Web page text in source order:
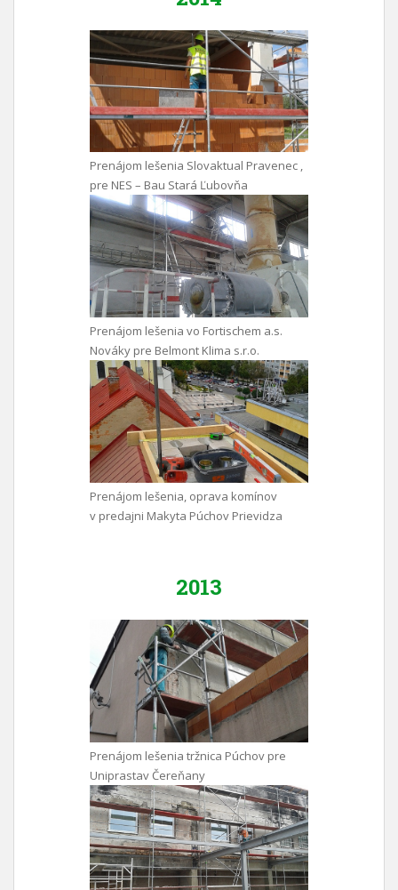
Prenájom lešenia Slovaktual Pravenec ,
pre NES – Bau Stará Ľubovňa
Prenájom lešenia vo Fortischem a.s.
Nováky pre Belmont Klima s.r.o.
Prenájom lešenia, oprava komínov
v predajni Makyta Púchov Prievidza
2013
Prenájom lešenia tržnica Púchov pre
Uniprastav Čereňany